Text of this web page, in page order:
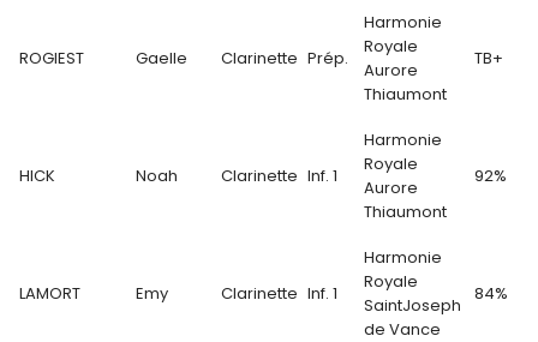
ROGIEST Gaelle Clarinette Prép.
Harmonie
Royale
Aurore
Thiaumont
TB+
HICK Noah Clarinette Inf. 1
Harmonie
Royale
Aurore
Thiaumont
92%
LAMORT Emy Clarinette Inf. 1
Harmonie
Royale
SaintJoseph
de Vance
84%